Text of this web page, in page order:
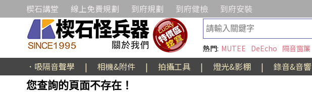
楔石講堂 線上免費規劃 到府規劃 到府健檢 到府安裝
熱門: MUTEE DeEcho 隔音窗簾
．吸隔音聲學 | 相機&附件 | 拍攝工具 | 燈光&影棚 | 錄音&音響
您查詢的頁面不存在！